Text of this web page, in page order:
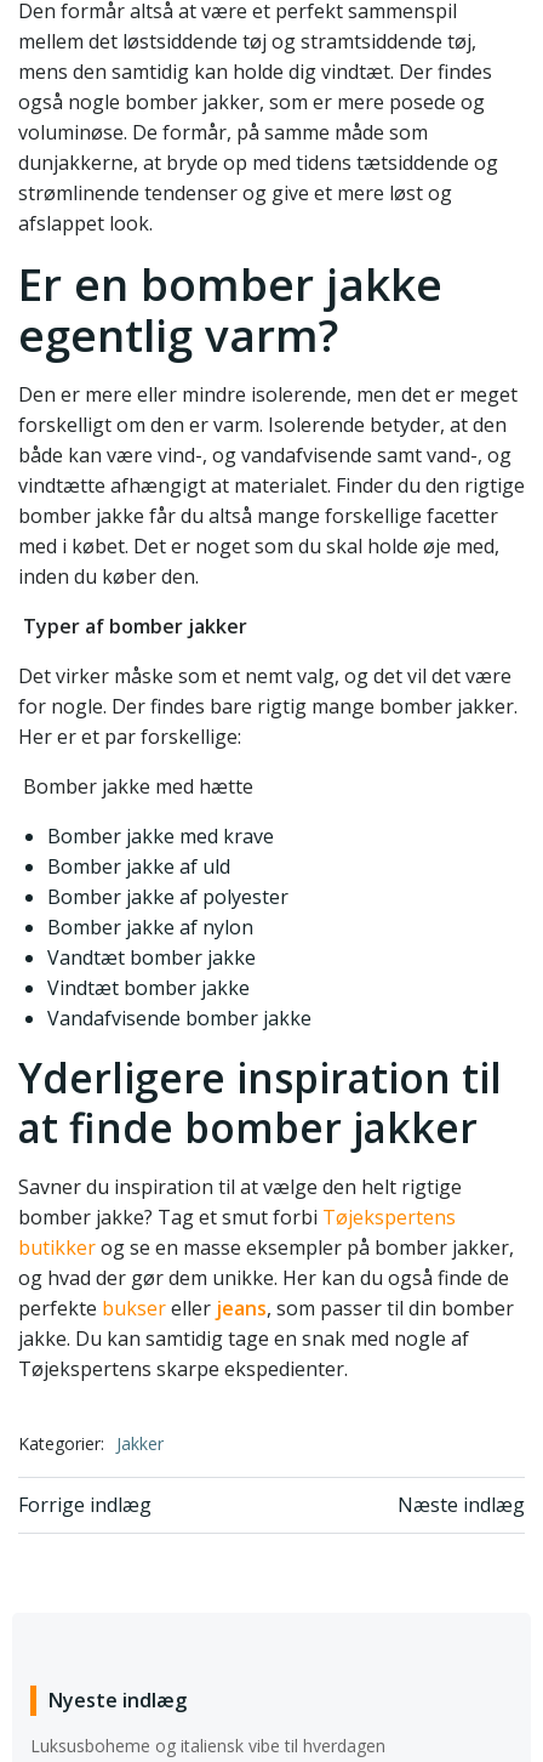
Den formår altså at være et perfekt sammenspil
mellem det løstsiddende tøj og stramtsiddende tøj,
mens den samtidig kan holde dig vindtæt. Der findes
også nogle bomber jakker, som er mere posede og
voluminøse. De formår, på samme måde som
dunjakkerne, at bryde op med tidens tætsiddende og
strømlinende tendenser og give et mere løst og
afslappet look.
Er en bomber jakke
egentlig varm?
Den er mere eller mindre isolerende, men det er meget
forskelligt om den er varm. Isolerende betyder, at den
både kan være vind-, og vandafvisende samt vand-, og
vindtætte afhængigt at materialet. Finder du den rigtige
bomber jakke får du altså mange forskellige facetter
med i købet. Det er noget som du skal holde øje med,
inden du køber den.
Typer af bomber jakker
Det virker måske som et nemt valg, og det vil det være
for nogle. Der findes bare rigtig mange bomber jakker.
Her er et par forskellige:
Bomber jakke med hætte
Bomber jakke med krave
Bomber jakke af uld
Bomber jakke af polyester
Bomber jakke af nylon
Vandtæt bomber jakke
Vindtæt bomber jakke
Vandafvisende bomber jakke
Yderligere inspiration til
at finde bomber jakker
Savner du inspiration til at vælge den helt rigtige
bomber jakke? Tag et smut forbi Tøjekspertens
butikkerog se en masse eksempler på bomber jakker,
og hvad der gør dem unikke. Her kan du også finde de
perfekte buksereller jeans, som passer til din bomber
jakke. Du kan samtidig tage en snak med nogle af
Tøjekspertens skarpe ekspedienter.
Kategorier: Jakker
Indlægsnavigation
Forrige indlæg Næste indlæg
Nyeste indlæg
Luksusboheme og italiensk vibe til hverdagen